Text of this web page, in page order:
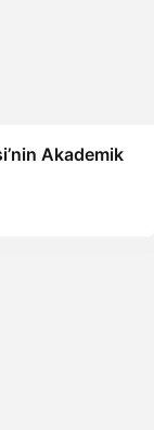
Akademik